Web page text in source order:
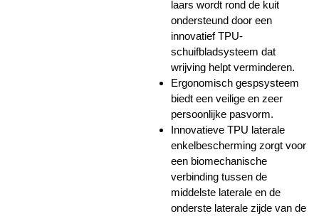
laars wordt rond de kuit
ondersteund door een
innovatief TPU-
schuifbladsysteem dat
wrijving helpt verminderen.
Ergonomisch gespsysteem
biedt een veilige en zeer
persoonlijke pasvorm.
Innovatieve TPU laterale
enkelbescherming zorgt voor
een biomechanische
verbinding tussen de
middelste laterale en de
onderste laterale zijde van de